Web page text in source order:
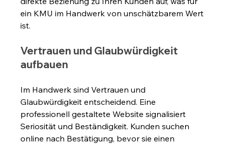
ein KMU im Handwerk von unschätzbarem Wert
ist.
Vertrauen und Glaubwürdigkeit
aufbauen
Im Handwerk sind Vertrauen und
Glaubwürdigkeit entscheidend. Eine
professionell gestaltete Website signalisiert
Seriosität und Beständigkeit. Kunden suchen
online nach Bestätigung, bevor sie einen